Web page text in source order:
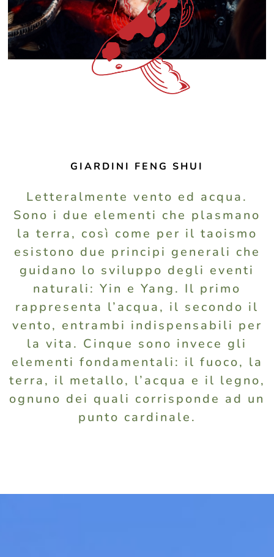
GIARDINI FENG SHUI
Letteralmente vento ed acqua.
Sono i due elementi che plasmano
la terra, così come per il taoismo
esistono due principi generali che
guidano lo sviluppo degli eventi
naturali: Yin e Yang. Il primo
rappresenta l’acqua, il secondo il
vento, entrambi indispensabili per
la vita. Cinque sono invece gli
elementi fondamentali: il fuoco, la
terra, il metallo, l’acqua e il legno,
ognuno dei quali corrisponde ad un
punto cardinale.